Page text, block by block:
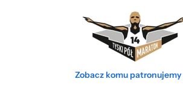
Zobacz komu patronujemy